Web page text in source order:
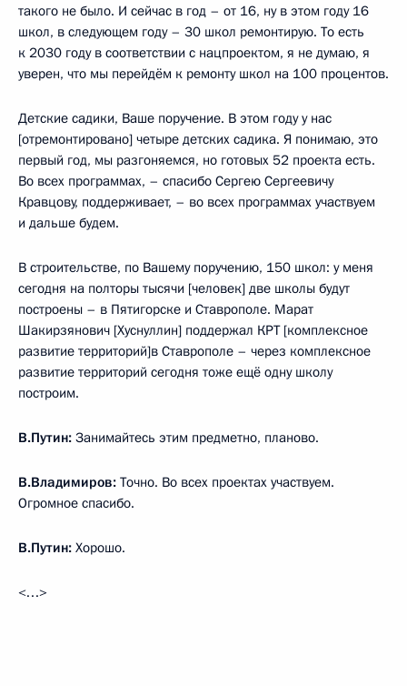
такого не было. И сейчас в год – от 16, ну в этом году 16
школ, в следующем году – 30 школ ремонтирую. То есть
к 2030 году в соответствии с нацпроектом, я не думаю, я
уверен, что мы перейдём к ремонту школ на 100 процентов.
Детские садики, Ваше поручение. В этом году у нас
[отремонтировано] четыре детских садика. Я понимаю, это
первый год, мы разгоняемся, но готовых 52 проекта есть.
Во всех программах, – спасибо Сергею Сергеевичу
Кравцову, поддерживает, – во всех программах участвуем
и дальше будем.
В строительстве, по Вашему поручению, 150 школ: у меня
сегодня на полторы тысячи [человек] две школы будут
построены – в Пятигорске и Ставрополе. Марат
Шакирзянович [Хуснуллин] поддержал КРТ [комплексное
развитие территорий]в Ставрополе – через комплексное
развитие территорий сегодня тоже ещё одну школу
построим.
В.Путин: Занимайтесь этим предметно, планово.
В.Владимиров: Точно. Во всех проектах участвуем.
Огромное спасибо.
В.Путин: Хорошо.
<…>